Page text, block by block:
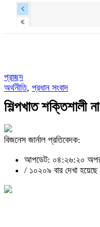
প্রচ্ছদ
অর্থনীতি, প্রধান সংবাদ
শিল্পখাত শক্তিশালী
বিজনেস জার্নাল প্রতিবেদক:
আপডেট: ০৪:২৬:২০
/ ১০২০৯ বার দেখা হয়েছে